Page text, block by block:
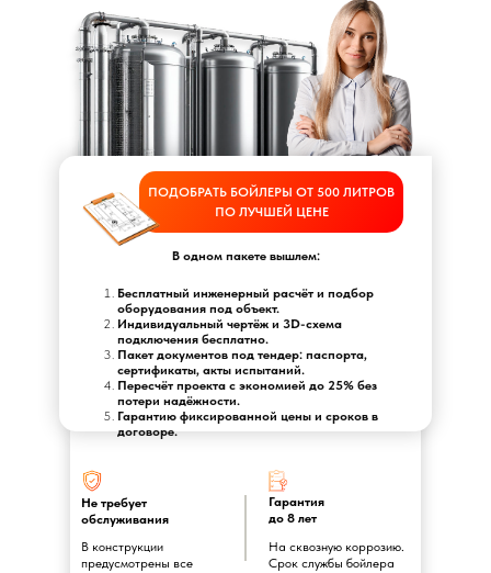
В одном пакете вышлем:
Бесплатный инженерный расчёт и подбор
оборудования под объект.
Индивидуальный чертёж и 3D-схема
подключения бесплатно.
Пакет документов под тендер: паспорта,
сертификаты, акты испытаний.
Пересчёт проекта с экономией до 25% без
потери надёжности.
Гарантию фиксированной цены и сроков в
договоре.
Не требует
обслуживания
В конструкции
предусмотрены все
Гарантия
до 8 лет
На сквозную коррозию.
Срок службы бойлера
ПОДОБРАТЬ БОЙЛЕРЫ ОТ 500 ЛИТРОВ
ПО ЛУЧШЕЙ ЦЕНЕ